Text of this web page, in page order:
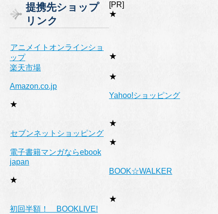
リ
ー
提携先ショップ
リンク
[PR]
★
アニメイトオンラインショ
ップ
★
楽天市場
★
Amazon.co.jp
★
Yahoo!ショッピング
★
セブンネットショッピング
★
電子書籍マンガならebook
japan
★
BOOK☆WALKER
★
初回半額！ BOOKLIVE!